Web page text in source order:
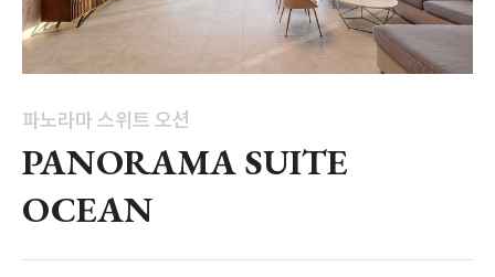
파노라마 스위트 오션
PANORAMA SUITE
OCEAN